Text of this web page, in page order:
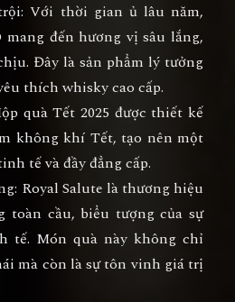
: Với thời gian ủ lâu năm,
mang đến hương vị sâu lắng,
Đây là sản phẩm lý tưởng
thích whisky cao cấp.
quà Tết 2025 được thiết kế
không khí Tết, tạo nên một
tế và đầy đẳng cấp.
: Royal Salute là thương hiệu
toàn cầu, biểu tượng của sự
tế. Món quà này không chỉ
mà còn là sự tôn vinh giá trị